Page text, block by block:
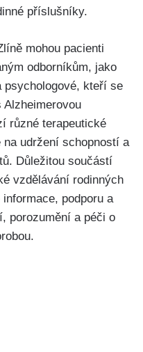
příslušníky.
mohou pacienti
odborníkům, jako
psychologové, kteří se
různé terapeutické
udržení schopností a
Důležitou součástí
vzdělávání rodinných
podporu a
porozumění a péči o